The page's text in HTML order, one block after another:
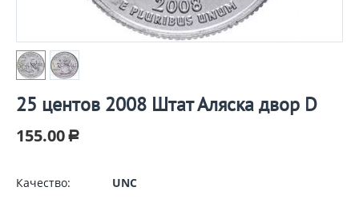
25 центов 2008 Штат Аляска двор D
155.00 Р
Качество:
UNC